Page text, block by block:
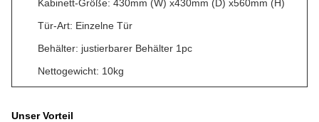
Kabinett-Größe: 430mm (W) x430mm (D) x560mm (H)
Tür-Art: Einzelne Tür
Behälter: justierbarer Behälter 1pc
Nettogewicht: 10kg
Unser Vorteil